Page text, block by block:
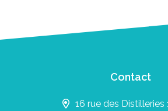
Contact
16 rue des Distilleries